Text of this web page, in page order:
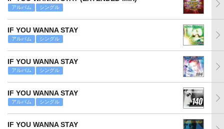
アルバム シングル
IF YOU WANNA STAY
アルバム シングル
IF YOU WANNA STAY
アルバム シングル
IF YOU WANNA STAY
アルバム シングル
IF YOU WANNA STAY